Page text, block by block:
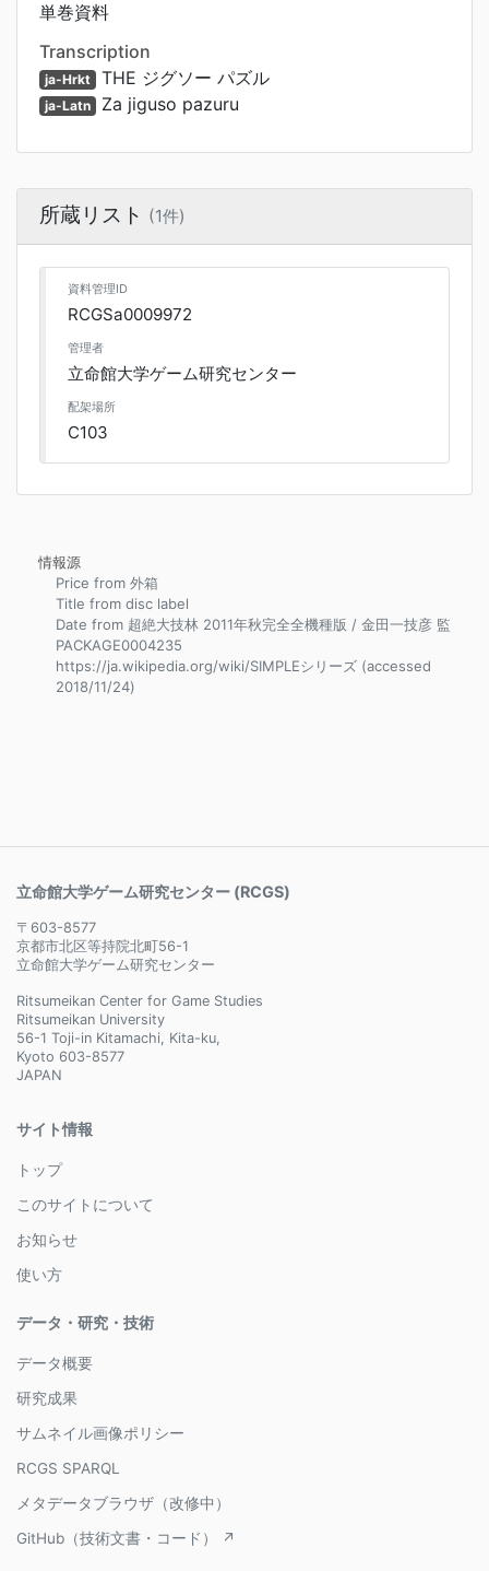
単巻資料
Transcription
ja-Hrkt THE ジグソー パズル
ja-Latn Za jiguso pazuru
所蔵リスト (1件)
資料管理ID
RCGSa0009972
管理者
立命館大学ゲーム研究センター
配架場所
C103
情報源
Price from 外箱
Title from disc label
Date from 超絶大技林 2011年秋完全全機種版 / 金田一技彦 監
PACKAGE0004235
https://ja.wikipedia.org/wiki/SIMPLEシリーズ (accessed
2018/11/24)
立命館大学ゲーム研究センター (RCGS)
〒603-8577
京都市北区等持院北町56-1
立命館大学ゲーム研究センター
Ritsumeikan Center for Game Studies
Ritsumeikan University
56-1 Toji-in Kitamachi, Kita-ku,
Kyoto 603-8577
JAPAN
サイト情報
トップ
このサイトについて
お知らせ
使い方
データ・研究・技術
データ概要
研究成果
サムネイル画像ポリシー
RCGS SPARQL
メタデータブラウザ（改修中）
GitHub（技術文書・コード） ↗